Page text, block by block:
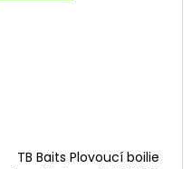
TB Baits Plovoucí boilie